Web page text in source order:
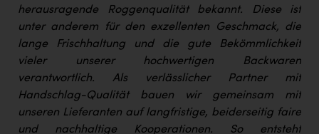
herausragende Roggenqualität bekannt. Diese ist
unter anderem für den exzellenten Geschmack, die
lange Frischhaltung und die gute Bekömmlichkeit
vieler unserer hochwertigen Backwaren
verantwortlich. Als verlässlicher Partner mit
Handschlag-Qualität bauen wir gemeinsam mit
unseren Lieferanten auf langfristige, beiderseitig faire
und nachhaltige Kooperationen. So entsteht